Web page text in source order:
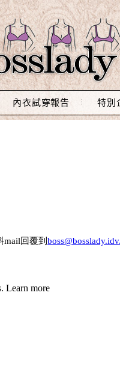
內衣試穿報告 特別